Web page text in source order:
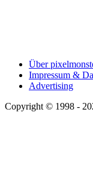
Über
Impressum &
Advertising
Copyright © 1998 -